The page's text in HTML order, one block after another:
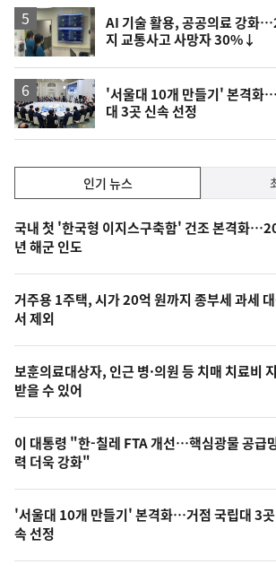
AI 기술 활용, 공공의료 강화
지 교통사고 사망자 30%↓
'서울대 10개 만들기' 본격화
대 3곳 신속 선정
기,
최
신,
오
늘
의
영
상
오
늘
의
사
진
인기 뉴스
기
뉴
스
국내 첫 '한국형 이지스구축함' 건조 본격화
년 해군 인도
거주용 1주택, 시가 20억 원까지 종부세 과세
서 제외
보훈의료대상자, 인근 병·의원 등 치매 치료비
받을 수 있어
이 대통령 "한-칠레 FTA 개선…핵심광물 공급
력 더욱 강화"
'서울대 10개 만들기' 본격화…거점 국립대 3
속 선정